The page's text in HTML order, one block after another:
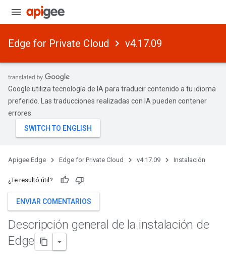
Edge for Private Cloud v4.17.09
Google utiliza tecnología de IA para traducir contenido a tu idioma
preferido. Las traducciones realizadas con IA pueden contener
errores.
Apigee Edge Edge for Private Cloud v4.17.09 Instalación
¿Te resultó útil?
ENVIAR COMENTARIOS
Descripción general de la instalación de
Edge